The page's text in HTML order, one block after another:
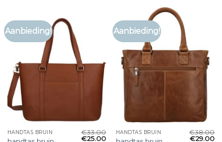
Aanbieding!
HANDTAS BRUIN €33.00
€25.00
Aanbieding!
HANDTAS BRUIN €38.00
€29.00